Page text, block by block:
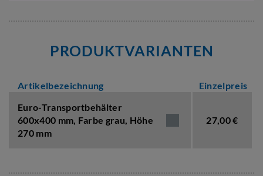
PRODUKTVARIANTEN
Artikelbezeichnung
Einzelpreis
Euro-Transportbehälter
600x400 mm, Farbe grau, Höhe
270 mm
27,00 €